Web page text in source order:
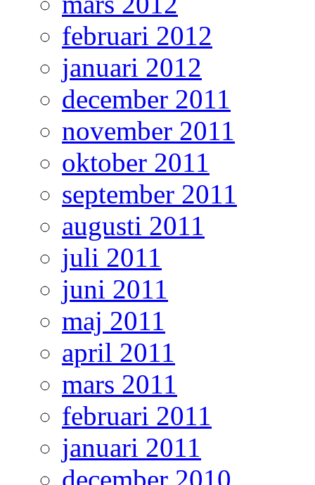
februari 2012
januari 2012
december 2011
november 2011
oktober 2011
september 2011
augusti 2011
juli 2011
juni 2011
maj 2011
april 2011
mars 2011
februari 2011
januari 2011